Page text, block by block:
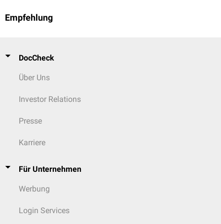
Empfehlung
DocCheck
Über Uns
Investor Relations
Presse
Karriere
Für Unternehmen
Werbung
Login Services